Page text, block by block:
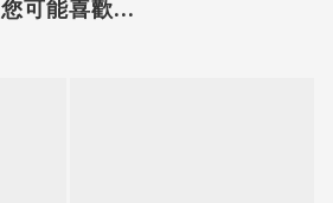
您可能喜歡...